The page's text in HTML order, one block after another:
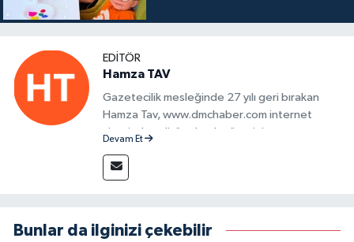
EDITÖR
Hamza TAV
Gazetecilik mesleğinde 27 yılı geri bırakan
Hamza Tav, www.dmchaber.com internet
sitesinde editör olarak görevini
Devam Et
Bunlar da ilginizi çekebilir